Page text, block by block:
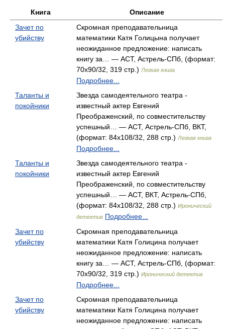
Книга
Описание
Зачет по
убийству
Скромная преподавательница
математики Катя Голицына получает
неожиданное предложение: написать
книгу за… — АСТ, Астрель-СПб, (формат:
70x90/32, 319 стр.) Легкая книга
Подробнее...
Таланты и
покойники
Звезда самодеятельного театра -
известный актер Евгений
Преображенский, по совместительству
успешный… — АСТ, Астрель-СПб, ВКТ,
(формат: 84x108/32, 288 стр.) Легкая книга
Подробнее...
Таланты и
покойники
Звезда самодеятельного театра -
известный актер Евгений
Преображенский, по совместительству
успешный… — АСТ, ВКТ, Астрель-СПб,
(формат: 84x108/32, 288 стр.) Иронический
детектив Подробнее...
Зачет по
убийству
Скромная преподавательница
математики Катя Голицина получает
неожиданное предложение: написать
книгу за… — АСТ, Астрель-СПб, (формат:
70x90/32, 319 стр.) Иронический детектив
Подробнее...
Зачет по
убийству
Скромная преподавательница
математики Катя Голицина получает
неожиданное предложение: написать